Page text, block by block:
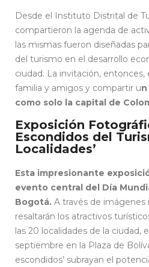
Desde el Instituto Distrital de
compartieron la agenda de
las mismas fueron diseñadas
del turismo en el desarrollo
ciudad. La invitación, entonces,
familia y amigos y compartir u
como solo la capital de
Exposición
Escondidos del
Localidades’
Esta impresionante
evento central del Día
Bogotá. A través de imágenes
resaltarán los atractivos
las 20 localidades de la ciudad,
septiembre en la Plaza de
escondidos’ subrayan el